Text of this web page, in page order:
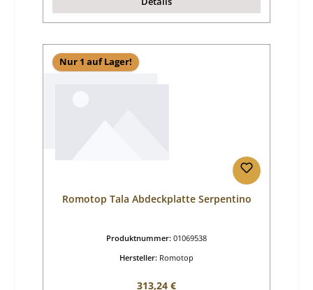
Nur 1 auf Lager!
Romotop Tala Abdeckplatte Serpentino
Produktnummer: 01069538
Hersteller: Romotop
Regulärer Preis:
313,24 €